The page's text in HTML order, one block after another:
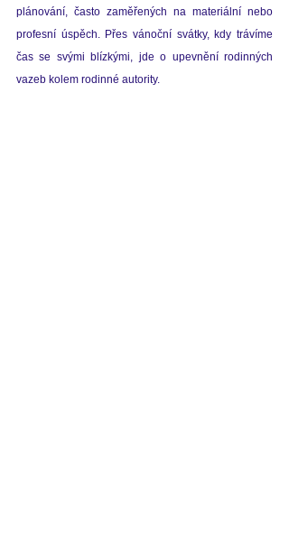
plánování, často zaměřených na materiální nebo
profesní úspěch. Přes vánoční svátky, kdy trávíme
čas se svými blízkými, jde o upevnění rodinných
vazeb kolem rodinné autority.